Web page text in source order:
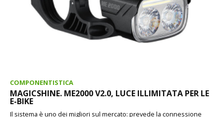
COMPONENTISTICA
MAGICSHINE. ME2000 V2.0, LUCE ILLIMITATA PER LE
E-BIKE
Il sistema è uno dei migliori sul mercato: prevede la connessione